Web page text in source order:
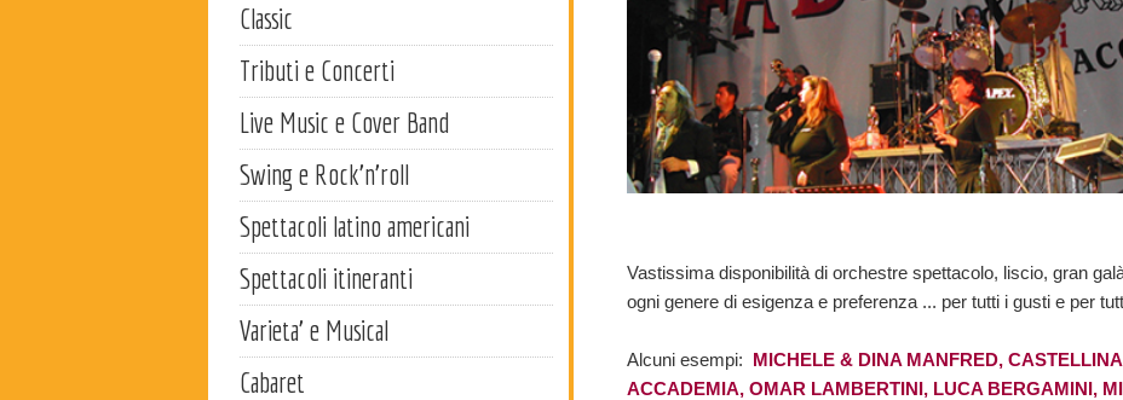
Classic
Tributi e Concerti
Live Music e Cover Band
Swing e Rock'n'roll
Spettacoli latino americani
Spettacoli itineranti
Varieta' e Musical
Cabaret
Vastissima disponibilità di orchestre spettacolo, liscio, gran
ogni genere di esigenza e preferenza ... per tutti i gusti e per
Alcuni esempi: MICHELE & DINA MANFRED,
ACCADEMIA, OMAR LAMBERTINI, LUCA BERGAMINI,